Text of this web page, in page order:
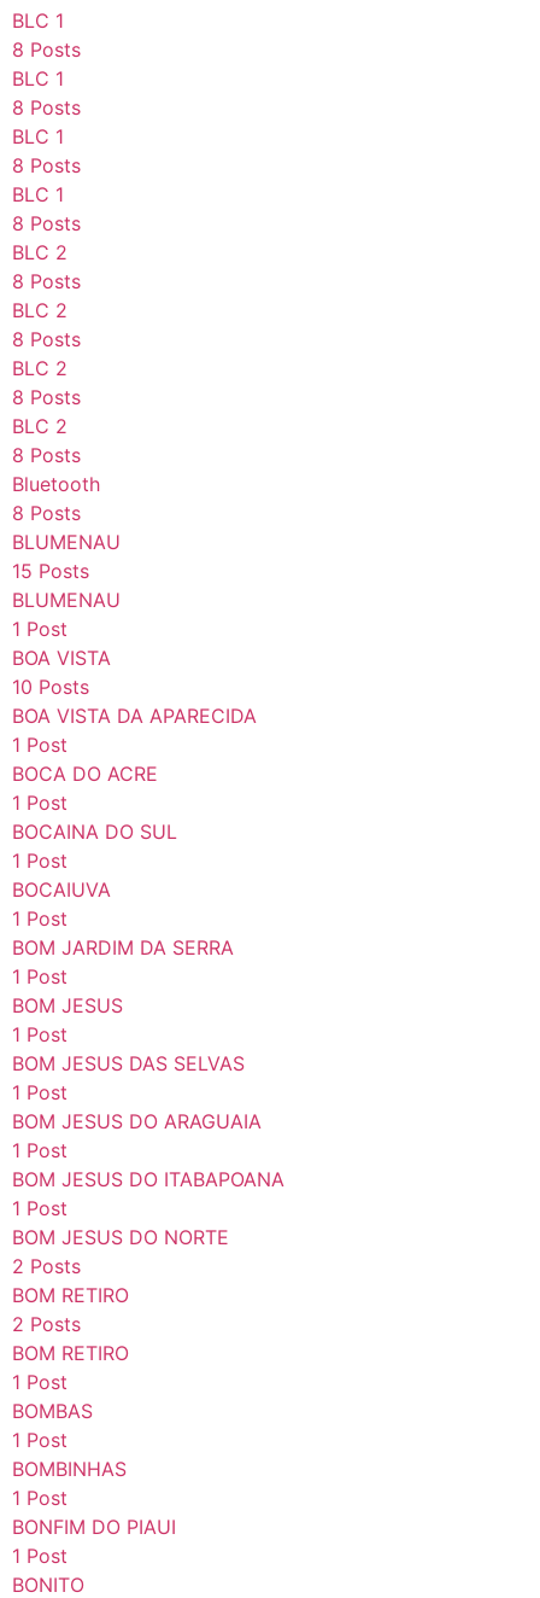
BLC 1
8 Posts
BLC 1
8 Posts
BLC 1
8 Posts
BLC 1
8 Posts
BLC 2
8 Posts
BLC 2
8 Posts
BLC 2
8 Posts
BLC 2
8 Posts
Bluetooth
8 Posts
BLUMENAU
15 Posts
BLUMENAU
1 Post
BOA VISTA
10 Posts
BOA VISTA DA APARECIDA
1 Post
BOCA DO ACRE
1 Post
BOCAINA DO SUL
1 Post
BOCAIUVA
1 Post
BOM JARDIM DA SERRA
1 Post
BOM JESUS
1 Post
BOM JESUS DAS SELVAS
1 Post
BOM JESUS DO ARAGUAIA
1 Post
BOM JESUS DO ITABAPOANA
1 Post
BOM JESUS DO NORTE
2 Posts
BOM RETIRO
2 Posts
BOM RETIRO
1 Post
BOMBAS
1 Post
BOMBINHAS
1 Post
BONFIM DO PIAUI
1 Post
BONITO